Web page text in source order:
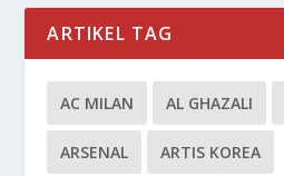
ARTIKEL TAG
AC MILAN AL GHAZALI
ARSENAL ARTIS KOREA